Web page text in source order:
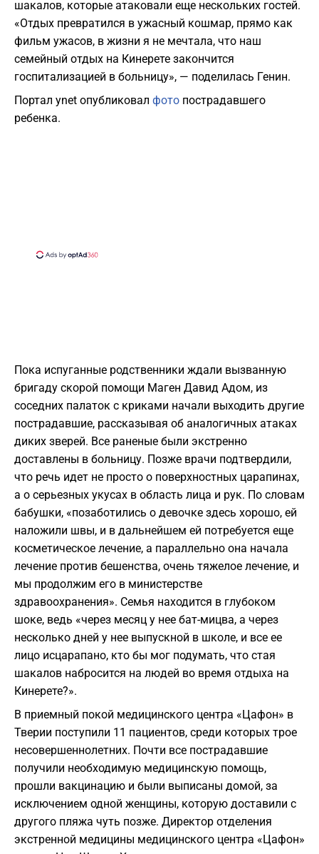
шакалов, которые атаковали еще нескольких гостей.
«Отдых превратился в ужасный кошмар, прямо как
фильм ужасов, в жизни я не мечтала, что наш
семейный отдых на Кинерете закончится
госпитализацией в больницу», — поделилась Генин.
Портал ynet опубликовал фото пострадавшего
ребенка.
Пока испуганные родственники ждали вызванную
бригаду скорой помощи Маген Давид Адом, из
соседних палаток с криками начали выходить другие
пострадавшие, рассказывая об аналогичных атаках
диких зверей. Все раненые были экстренно
доставлены в больницу. Позже врачи подтвердили,
что речь идет не просто о поверхностных царапинах,
а о серьезных укусах в область лица и рук. По словам
бабушки, «позаботились о девочке здесь хорошо, ей
наложили швы, и в дальнейшем ей потребуется еще
косметическое лечение, а параллельно она начала
лечение против бешенства, очень тяжелое лечение, и
мы продолжим его в министерстве
здравоохранения». Семья находится в глубоком
шоке, ведь «через месяц у нее бат-мицва, а через
несколько дней у нее выпускной в школе, и все ее
лицо исцарапано, кто бы мог подумать, что стая
шакалов набросится на людей во время отдыха на
Кинерете?».
В приемный покой медицинского центра «Цафон» в
Тверии поступили 11 пациентов, среди которых трое
несовершеннолетних. Почти все пострадавшие
получили необходимую медицинскую помощь,
прошли вакцинацию и были выписаны домой, за
исключением одной женщины, которую доставили с
другого пляжа чуть позже. Директор отделения
экстренной медицины медицинского центра «Цафон»